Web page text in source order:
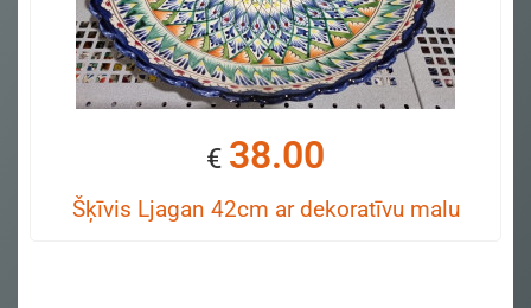
€ 38.00
Šķīvis Ljagan 42cm ar dekoratīvu malu